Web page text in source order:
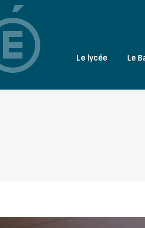
Le lycée Le